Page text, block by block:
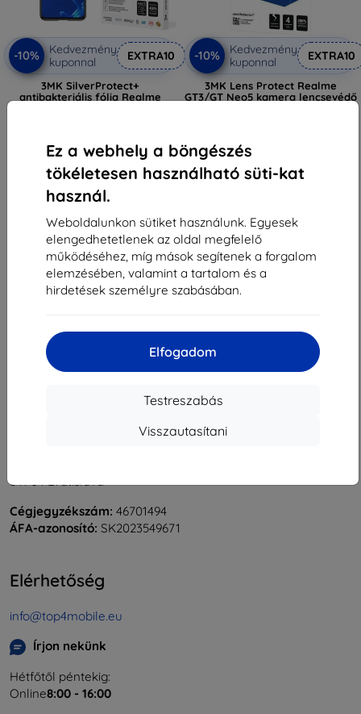
Ez a webhely a böngészés
tökéletesen használható süti-kat
használ.
Weboldalunkon sütiket használunk. Egyesek
elengedhetetlenek az oldal megfelelő
működéséhez, míg mások segítenek a forgalom
elemzésében, valamint a tartalom és a
hirdetések személyre szabásában.
Elfogadom
Testreszabás
Visszautasítani
-10%
Kedvezmény
kuponnal
EXTRA10
3MK SilverProtect+
antibakteriális fólia Realme
2 241 Ft
Utolsó darab raktáron
-10%
Kedvezmény
kuponnal
EXTRA10
3MK Lens Protect Realme
GT3/GT Neo5 kamera lencsevédő
1 161 Ft
Utolsó darab raktáron
Összes találat6.
841 04 Bratislava
Cégjegyzékszám: 46701494
ÁFA-azonosító: SK2023549671
Elérhetőség
info@top4mobile.eu
Írjon nekünk
Hétfőtől péntekig:
Online8:00 - 16:00